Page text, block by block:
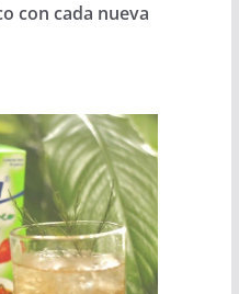
con cada nueva